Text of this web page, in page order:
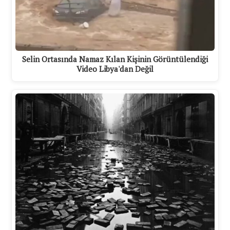
Selin Ortasında Namaz Kılan Kişinin Görüntülendiği
Video Libya'dan Değil